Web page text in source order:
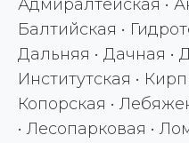
Адмиралтейская •
Балтийская •
Дальняя • Дачная •
Институтская •
Копорская •
• Лесопарковая •